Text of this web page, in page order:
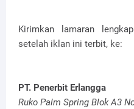
Kirimkan lamaran
setelah iklan ini terbit, ke:
PT. Penerbit Erlangga
Ruko Palm Spring Blok A3